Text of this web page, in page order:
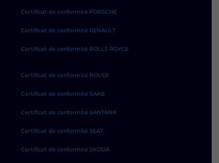
Certificat de conformité PORSCHE
Certificat de conformité RENAULT
Certificat de conformité ROLLS ROYCE
Certificat de conformité ROVER
Certificat de conformité SAAB
Certificat de conformité SANTANA
Certificat de conformité SEAT
Certificat de conformité SKODA